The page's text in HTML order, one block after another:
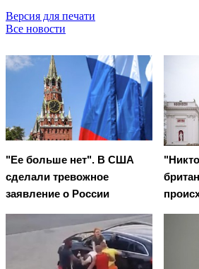
Версия для печати
Все новости
"Ее больше нет". В США
сделали тревожное
заявление о России